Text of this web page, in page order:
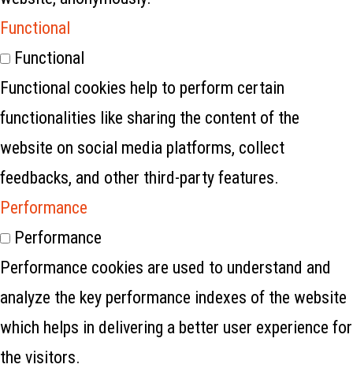
Functional
Functional
Functional cookies help to perform certain
functionalities like sharing the content of the
website on social media platforms, collect
feedbacks, and other third-party features.
Performance
Performance
Performance cookies are used to understand and
analyze the key performance indexes of the website
which helps in delivering a better user experience for
the visitors.